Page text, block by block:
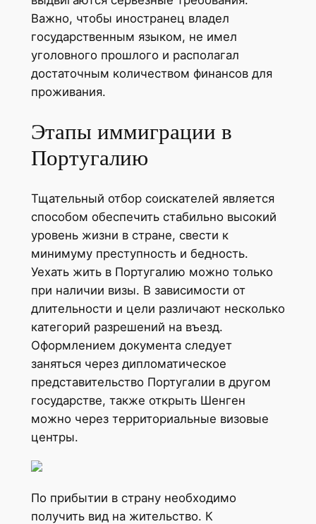
Важно, чтобы иностранец владел
государственным языком, не имел
уголовного прошлого и располагал
достаточным количеством финансов для
проживания.
Этапы иммиграции в
Португалию
Тщательный отбор соискателей является
способом обеспечить стабильно высокий
уровень жизни в стране, свести к
минимуму преступность и бедность.
Уехать жить в Португалию можно только
при наличии визы. В зависимости от
длительности и цели различают несколько
категорий разрешений на въезд.
Оформлением документа следует
заняться через дипломатическое
представительство Португалии в другом
государстве, также открыть Шенген
можно через территориальные визовые
центры.
По прибытии в страну необходимо
получить вид на жительство. К